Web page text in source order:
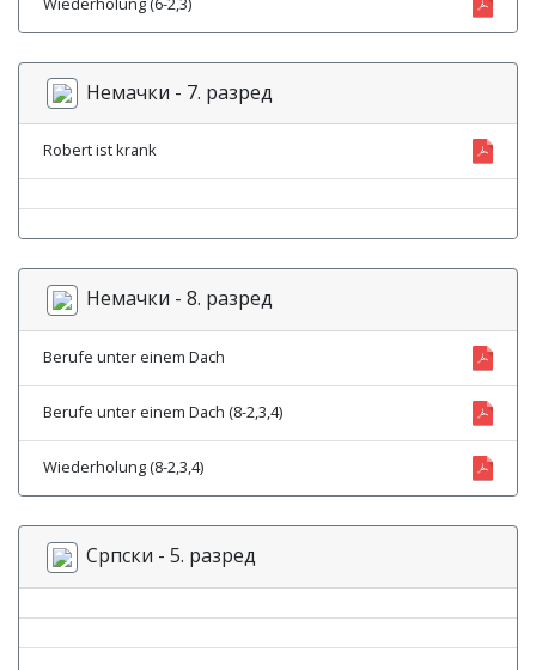
Немачки - 7. разред
Robert ist krank
Немачки - 8. разред
Berufe unter einem Dach
Berufe unter einem Dach (8-2,3,4)
Wiederholung (8-2,3,4)
Српски - 5. разред